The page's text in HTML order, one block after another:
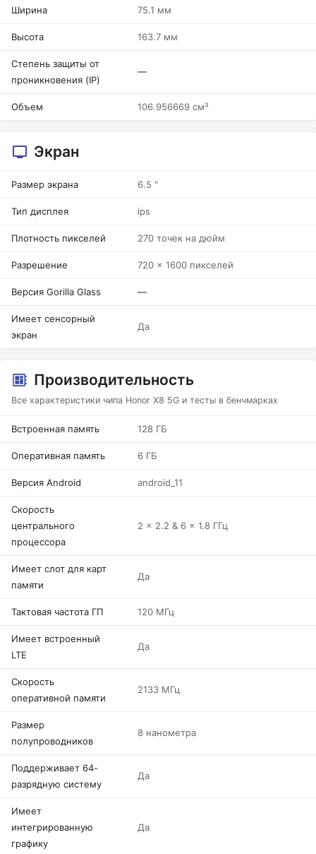
Ширина 75.1 мм
Высота 163.7 мм
Степень защиты от
проникновения (IP)
—
Объем 106.956669 см³
Экран
Размер экрана 6.5 "
Тип дисплея ips
Плотность пикселей 270 точек на дюйм
Разрешение 720 x 1600 пикселей
Версия Gorilla Glass —
Имеет сенсорный
экран
Да
Производительность
Все характеристики чипа Honor X8 5G и тесты в бенчмарках
Встроенная память 128 ГБ
Оперативная память 6 ГБ
Версия Android android_11
Скорость
центрального
процессора
2 x 2.2 & 6 x 1.8 ГГц
Имеет слот для карт
памяти
Да
Тактовая частота ГП 120 МГц
Имеет встроенный
LTE
Да
Скорость
оперативной памяти
2133 МГц
Размер
полупроводников
8 нанометра
Поддерживает 64-
разрядную систему
Да
Имеет
интегрированную
графику
Да